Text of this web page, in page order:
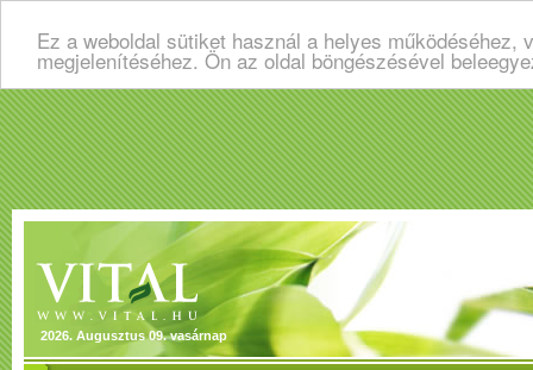
Ez a weboldal sütiket használ a helyes
megjelenítéséhez. Ön az oldal böngészésével
2026. Augusztus 09. vasárnap